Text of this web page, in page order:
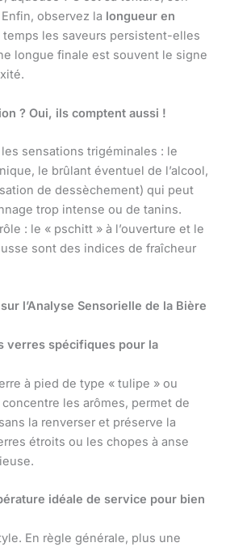
observez la longueur en
temps les saveurs persistent-elles
longue finale est souvent le signe
? Oui, ils comptent aussi !
sensations trigéminales : le
le brûlant éventuel de l’alcool,
de dessèchement) qui peut
trop intense ou de tanins.
: le « pschitt » à l’ouverture et le
sont des indices de fraîcheur
l’Analyse Sensorielle de la Bière
verres spécifiques pour la
à pied de type « tulipe » ou
les arômes, permet de
la renverser et préserve la
étroits ou les chopes à anse
idéale de service pour bien
En règle générale, plus une